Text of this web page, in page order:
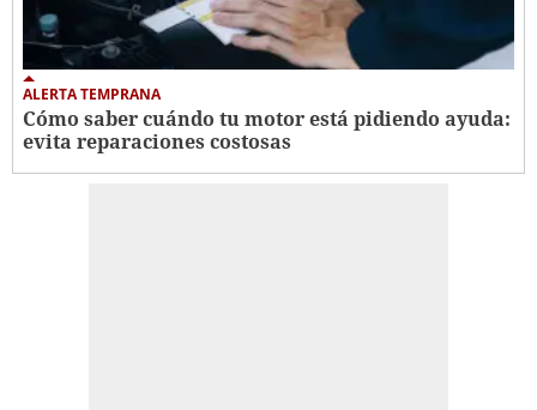
ALERTA TEMPRANA
Cómo saber cuándo tu motor está pidiendo ayuda:
evita reparaciones costosas